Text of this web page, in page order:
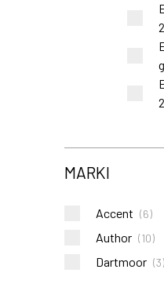
MARKI
Accent (6)
Author (10)
Dartmoor (3)